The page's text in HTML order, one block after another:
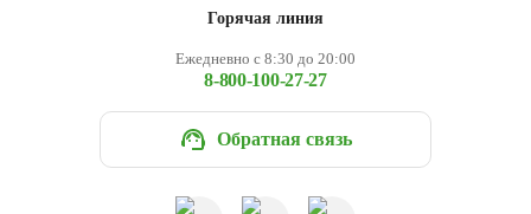
Горячая линия
Ежедневно с 8:30 до 20:00
8-800-100-27-27
Обратная связь